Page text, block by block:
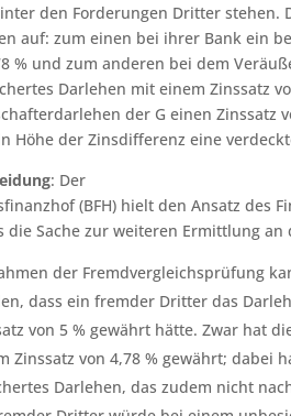
den Forderungen Dritter stehen.
auf: zum einen bei ihrer Bank ein
% und zum anderen bei dem
Darlehen mit einem Zinssatz
der G einen Zinssatz
Höhe der Zinsdifferenz eine
: Der
(BFH) hielt den Ansatz des
die Sache zur weiteren Ermittlung an
der Fremdvergleichsprüfung
dass ein fremder Dritter das
von 5 % gewährt hätte. Zwar hat
Zinssatz von 4,78 % gewährt; dabei
Darlehen, das zudem nicht